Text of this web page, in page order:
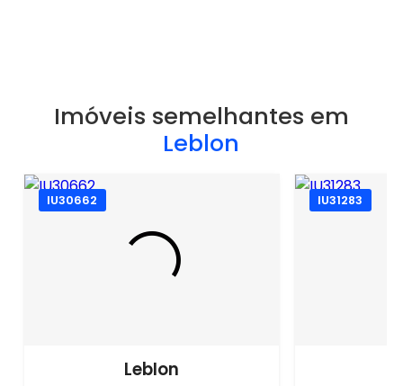
Imóveis semelhantes em
Leblon
IU30662
Leblon
IU31283